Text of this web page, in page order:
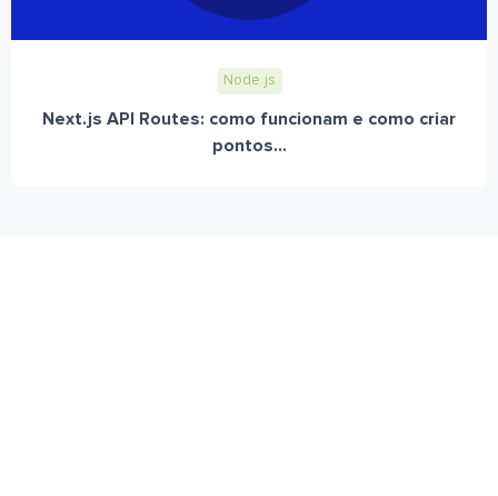
Node.js
Next.js API Routes: como funcionam e como criar
pontos...